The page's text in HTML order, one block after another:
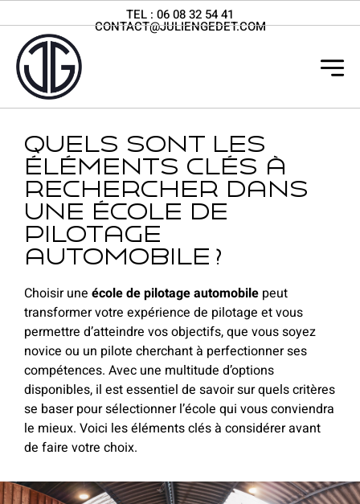
TEL : 06 08 32 54 41
CONTACT@JULIENGEDET.COM
Quels sont les
éléments clés à
rechercher dans
une école de
pilotage
automobile ?
Choisir une école de pilotage automobile peut
transformer votre expérience de pilotage et vous
permettre d’atteindre vos objectifs, que vous soyez
novice ou un pilote cherchant à perfectionner ses
compétences. Avec une multitude d’options
disponibles, il est essentiel de savoir sur quels critères
se baser pour sélectionner l’école qui vous conviendra
le mieux. Voici les éléments clés à considérer avant
de faire votre choix.